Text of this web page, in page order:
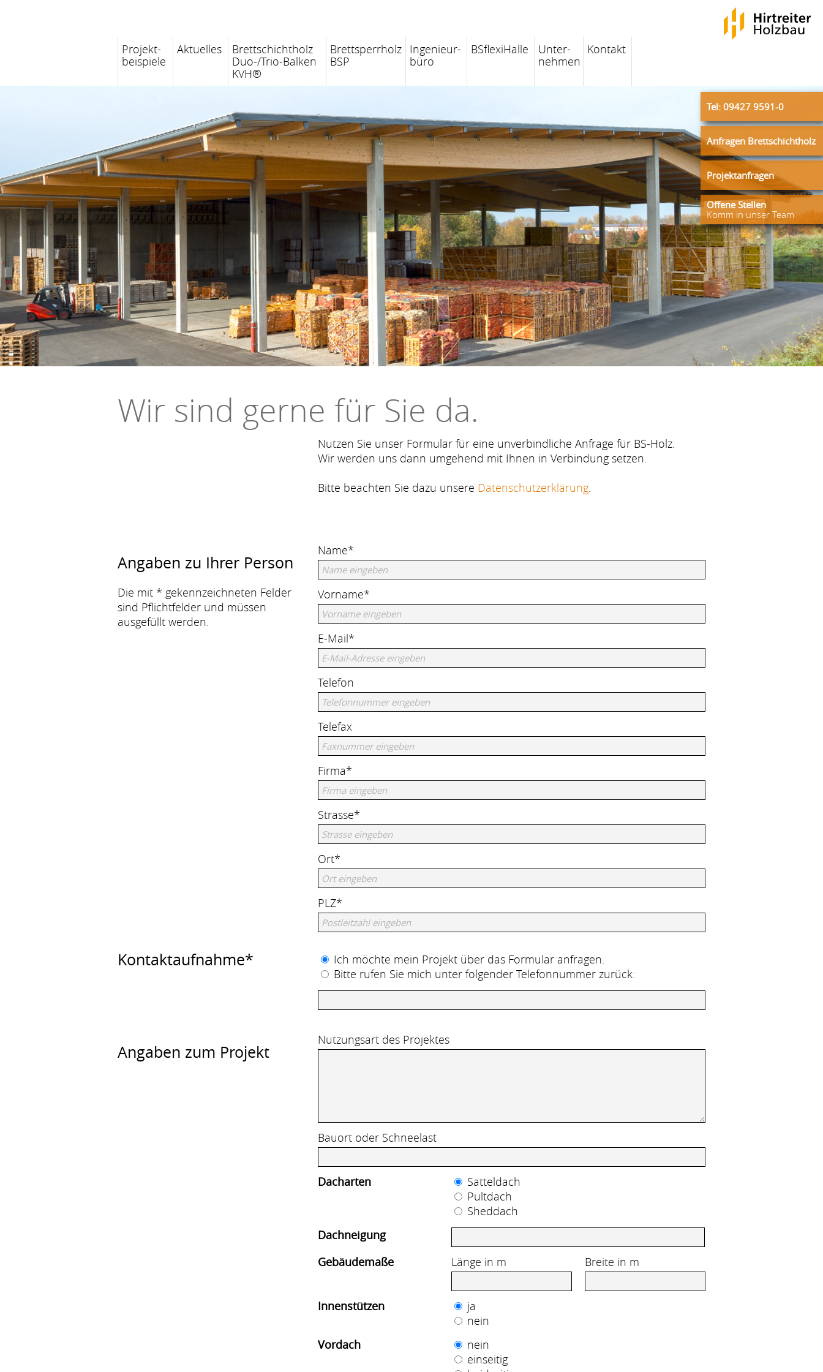
Projekt-
beispiele
Aktuelles
Brettschichtholz
Duo-/Trio-Balken
KVH®
Brettsperrholz
BSP
Ingenieur-
büro
BSflexiHalle
Unter-
nehmen
Kontakt
Tel: 09427 9591-0
Anfragen Brettschichtholz
Projektanfragen
Offene Stellen
Komm in unser Team
Wir sind gerne für Sie da.
Nutzen Sie unser Formular für eine unverbindliche Anfrage für BS-Holz.
Wir werden uns dann umgehend mit Ihnen in Verbindung setzen.
Bitte beachten Sie dazu unsere Datenschutzerklärung.
Angaben zu Ihrer Person
Die mit * gekennzeichneten Felder
sind Pflichtfelder und müssen
ausgefüllt werden.
Name*
Vorname*
E-Mail*
Telefon
Telefax
Firma*
Strasse*
Ort*
PLZ*
Kontaktaufnahme*
Ich möchte mein Projekt über das Formular anfragen.
Bitte rufen Sie mich unter folgender Telefonnummer zurück:
Angaben zum Projekt
Nutzungsart des Projektes
Bauort oder Schneelast
Dacharten
Satteldach
Pultdach
Sheddach
Dachneigung
Gebäudemaße
Länge in m Breite in m
Innenstützen
ja
nein
Vordach
nein
einseitig